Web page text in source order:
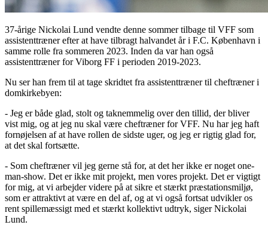
37-årige Nickolai Lund vendte denne sommer tilbage til VFF som
assistenttræner efter at have tilbragt halvandet år i F.C. København i
samme rolle fra sommeren 2023. Inden da var han også
assistenttræner for Viborg FF i perioden 2019-2023.
Nu ser han frem til at tage skridtet fra assistenttræner til cheftræner i
domkirkebyen:
- Jeg er både glad, stolt og taknemmelig over den tillid, der bliver
vist mig, og at jeg nu skal være cheftræner for VFF. Nu har jeg haft
fornøjelsen af at have rollen de sidste uger, og jeg er rigtig glad for,
at det skal fortsætte.
- Som cheftræner vil jeg gerne stå for, at det her ikke er noget one-
man-show. Det er ikke mit projekt, men vores projekt. Det er vigtigt
for mig, at vi arbejder videre på at sikre et stærkt præstationsmiljø,
som er attraktivt at være en del af, og at vi også fortsat udvikler os
rent spillemæssigt med et stærkt kollektivt udtryk, siger Nickolai
Lund.